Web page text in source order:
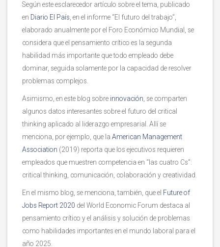
Según este esclarecedor artículo sobre el tema, publicado
en Diario El País , en el informe “El futuro del trabajo”,
elaborado anualmente por el Foro Económico Mundial, se
considera que el pensamiento crítico es la segunda
habilidad más importante que todo empleado debe
dominar, seguida solamente por la capacidad de resolver
problemas complejos.
Asimismo, en este blog sobre innovación , se comparten
algunos datos interesantes sobre el futuro del critical
thinking aplicado al liderazgo empresarial. Allí se
menciona, por ejemplo, que la American Management
Association (2019) reporta que los ejecutivos requieren
empleados que muestren competencia en “las cuatro Cs”:
critical thinking, comunicación, colaboración y creatividad.
En el mismo blog, se menciona, también, que el Future of
Jobs Report 2020 del World Economic Forum destaca al
pensamiento crítico y el análisis y solución de problemas
como habilidades importantes en el mundo laboral para el
año 2025.